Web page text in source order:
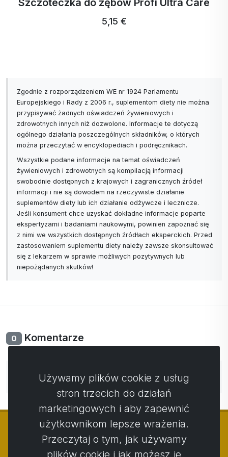
Szczoteczka do zębów Profi Ultra Care
5,15 €
Zgodnie z rozporządzeniem WE nr 1924 Parlamentu
Europejskiego i Rady z 2006 r., suplementom diety nie można
przypisywać żadnych oświadczeń żywieniowych i
zdrowotnych innych niż dozwolone. Informacje te dotyczą
ogólnego działania poszczególnych składników, o których
można przeczytać w encyklopediach i podręcznikach.
Wszystkie podane informacje na temat oświadczeń
żywieniowych i zdrowotnych są kompilacją informacji
swobodnie dostępnych z krajowych i zagranicznych źródeł
informacji i nie są dowodem na rzeczywiste działanie
suplementów diety lub ich działanie odżywcze i lecznicze.
Jeśli konsument chce uzyskać dokładne informacje poparte
ekspertyzami i badaniami naukowymi, powinien zapoznać się
z nimi we wszystkich dostępnych źródłach eksperckich. Przed
zastosowaniem suplementu diety należy zawsze skonsultować
się z lekarzem w sprawie możliwych pozytywnych lub
niepożądanych skutków!
0 Komentarze
Nie ma jeszcze komentarzy. Bądź pierwszy ze swoim
komentarzem.
Używamy plików cookie z usług
stron trzecich do działań
marketingowych i aby zapewnić
użytkownikom lepsze wrażenia.
Przeczytaj o tym, jak używamy
plików cookie i jak możesz je